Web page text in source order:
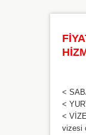
<
<
<
vizesi